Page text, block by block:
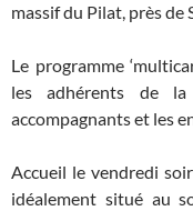
massif du Pilat, près de
Le programme
les adhérents de
accompagnants et les
Accueil le vendredi
idéalement situé au